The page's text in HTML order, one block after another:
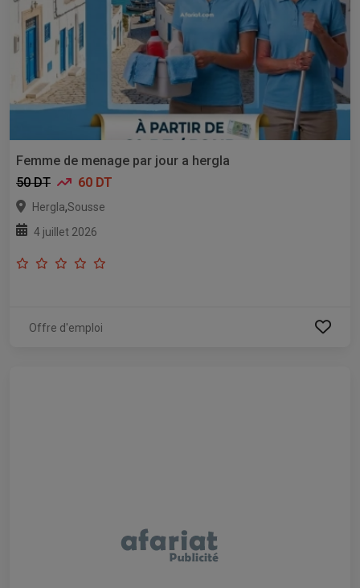
Femme de menage par jour a hergla
50 DT
60 DT
Hergla,Sousse
4 juillet 2026
Offre d'emploi